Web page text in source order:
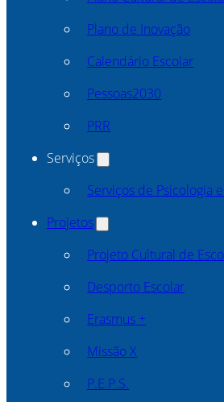
Plano de Inovação
Calendário Escolar
Pessoas2030
PRR
Serviços
Serviços de Psicologia
Projetos
Projeto Cultural de
Desporto Escolar
Erasmus +
Missão X
P.E.P.S.